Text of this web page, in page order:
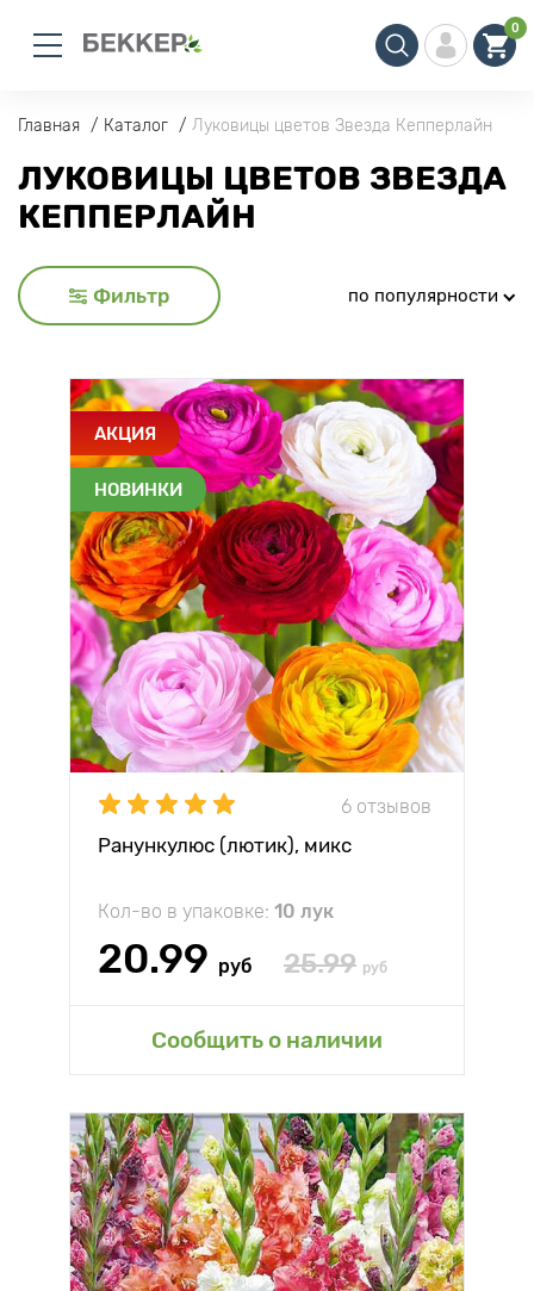
0
Главная Каталог Луковицы цветов Звезда Кепперлайн
ЛУКОВИЦЫ ЦВЕТОВ ЗВЕЗДА
КЕППЕРЛАЙН
Фильтр по популярности
АКЦИЯ
НОВИНКИ
6 отзывов
Ранункулюс (лютик), микс
Кол-во в упаковке: 10 лук
20.99 руб 25.99 руб
Сообщить о наличии